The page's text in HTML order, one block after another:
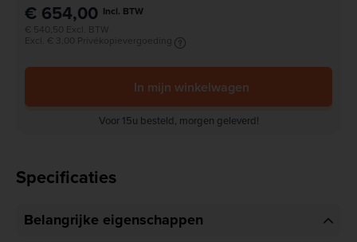
€ 654,00 Incl. BTW
€ 540,50 Excl. BTW
Excl. € 3,00 Privékopievergoeding
In mijn winkelwagen
Voor 15u besteld, morgen geleverd!
Specificaties
Belangrijke eigenschappen